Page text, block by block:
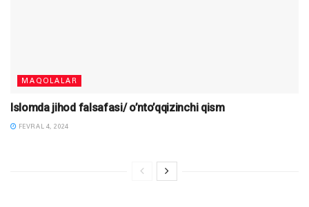
MAQOLALAR
Islomda jihod falsafasi/ o’nto’qqizinchi qism
FEVRAL 4, 2024